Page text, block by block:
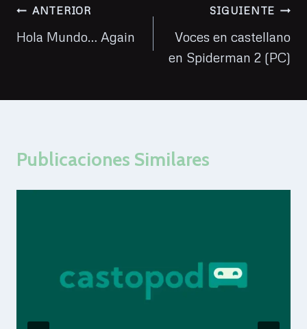
Navegación
de
ANTERIOR
Hola Mundo… Again
SIGUIENTE
Voces en castellano
en Spiderman 2 (PC)
Publicaciones Similares